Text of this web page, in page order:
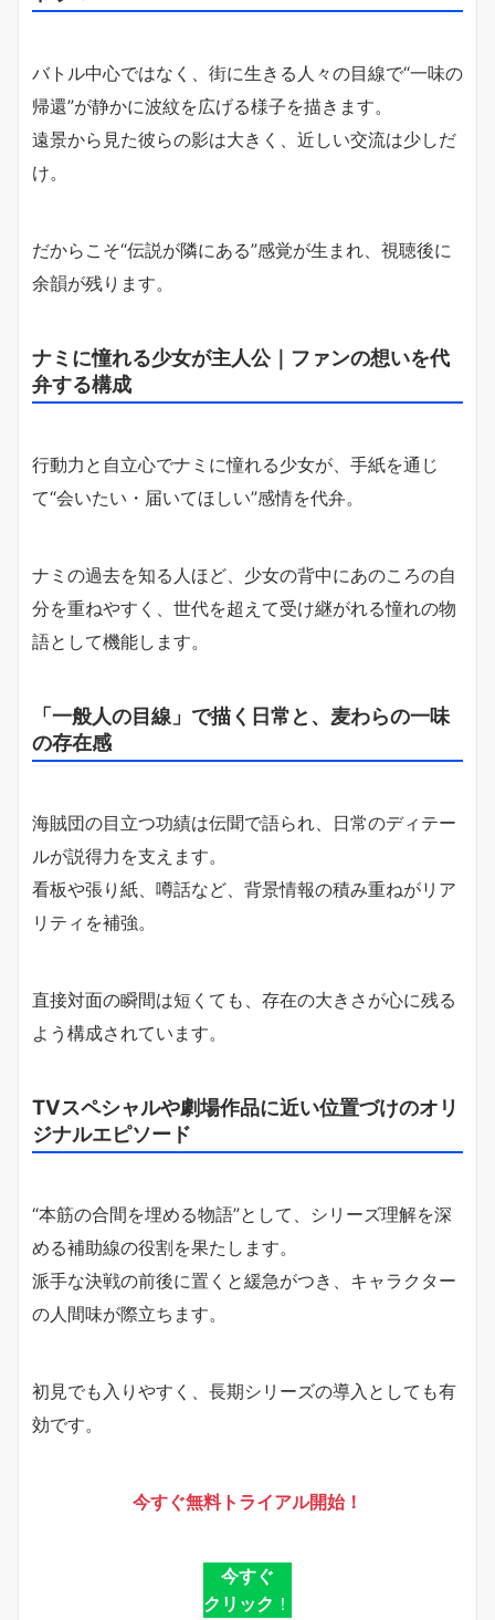
バトル中心ではなく、街に生きる人々の目線で“一味の
帰還”が静かに波紋を広げる様子を描きます。
遠景から見た彼らの影は大きく、近しい交流は少しだ
け。
だからこそ“伝説が隣にある”感覚が生まれ、視聴後に
余韻が残ります。
ナミに憧れる少女が主人公｜ファンの想いを代
弁する構成
行動力と自立心でナミに憧れる少女が、手紙を通じ
て“会いたい・届いてほしい”感情を代弁。
ナミの過去を知る人ほど、少女の背中にあのころの自
分を重ねやすく、世代を超えて受け継がれる憧れの物
語として機能します。
「一般人の目線」で描く日常と、麦わらの一味
の存在感
海賊団の目立つ功績は伝聞で語られ、日常のディテー
ルが説得力を支えます。
看板や張り紙、噂話など、背景情報の積み重ねがリア
リティを補強。
直接対面の瞬間は短くても、存在の大きさが心に残る
よう構成されています。
TVスペシャルや劇場作品に近い位置づけのオリ
ジナルエピソード
“本筋の合間を埋める物語”として、シリーズ理解を深
める補助線の役割を果たします。
派手な決戦の前後に置くと緩急がつき、キャラクター
の人間味が際立ちます。
初見でも入りやすく、長期シリーズの導入としても有
効です。
今すぐ無料トライアル開始！
今すぐ
クリック ！